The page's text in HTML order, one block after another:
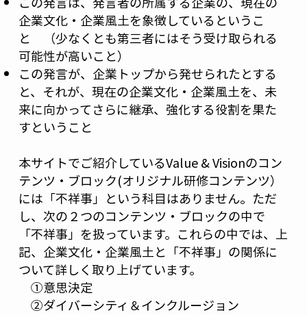
企業文化・企業風土を象徴しているというこ
と （少なくとも第三者にはそう受け取られる
可能性が高いこと）
この発言が、企業トップから発せられたとする
と、それが、現在の企業文化・企業風土を、未
来に向かってさらに継承、強化する役割を果た
すということ
本サイトでご紹介しているValue & Visionのコン
テンツ・ブロック(オリジナル研修コンテンツ）
には「不祥事」という科目はありません。ただ
し、次の２つのコンテンツ・ブロックの中で
「不祥事」を扱っています。これらの中では、上
記、企業文化・企業風土と「不祥事」の関係に
ついて詳しく取り上げています。
①意思決定
②ダイバーシティ＆インクルージョン